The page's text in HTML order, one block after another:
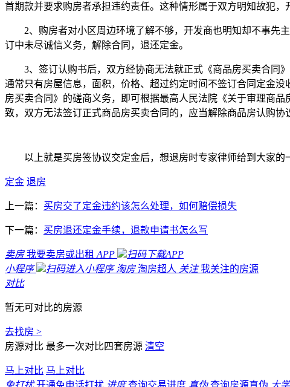
首期款并要求购房者承担违约责任。这种情形属于双方明知故犯
2、购房者对小区周边环境了解不够，开发商也明知却不事先
订中未尽诚信义务，解除合同，退还定金。
3、签订认购书后，双方经协商无法就正式《商品房买卖合同
通常只有房屋信息，面积，价格、超过约定时间不签订合同定金
房买卖合同》的磋商义务，即可根据最高人民法院《关于审理商
致，双方无法签订正式商品房买卖合同的，应当解除商品房认购协
以上就是买房签协议交定金后，想退房时专家律师给到大家的
定金 退房
上一篇： 买房交了定金违约该怎么处理，如何赔偿损失
下一篇： 买房退还定金手续，退款申请书怎么写
卖房 我要卖房或出租 APP
扫码下载APP
小程序
扫码进入小程序 淘房 淘房超人 关注 我关注的房源
对比
暂无可对比的房源
去找房 >
房源对比 最多一次对比四套房源 清空
马上对比 马上对比
免打扰 开通免电话打扰 进度 查询交易进度 真伪 查询房源真伪 大